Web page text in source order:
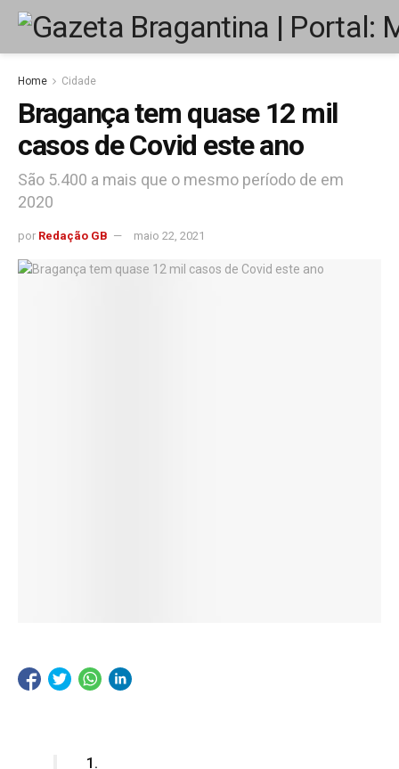
Home Cidade
Bragança tem quase 12 mil
casos de Covid este ano
São 5.400 a mais que o mesmo período de em
2020
por Redação GB maio 22, 2021